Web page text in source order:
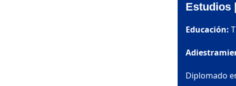
Estudios
Educación:
Diplomado